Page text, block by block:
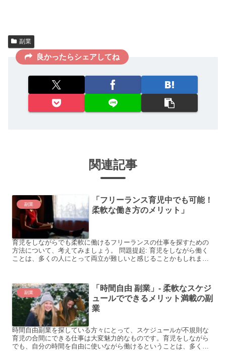
副業
良かったらシェアしてね
関連記事
副業
「フリーランス育児中でも可能！
柔軟な働き方のメリット」
育児をしながらでも柔軟に働けるフリーランスの仕事を探すための
方法について、考えてみましょう。 問題提起: 育児をしながら働く
ことは、多くの人にとって両立が難しいと感じることかもしれませ
副業
「時間自由 副業」- 柔軟なスケジ
ュールでできるメリット満載の副
業
時間自由副業を探している方々にとって、スケジュールが不規則な
育児の合間にできる仕事は大変魅力的なものです。育児をしながら
でも、自分の時間を自由に使いながら働けるということは、多くの